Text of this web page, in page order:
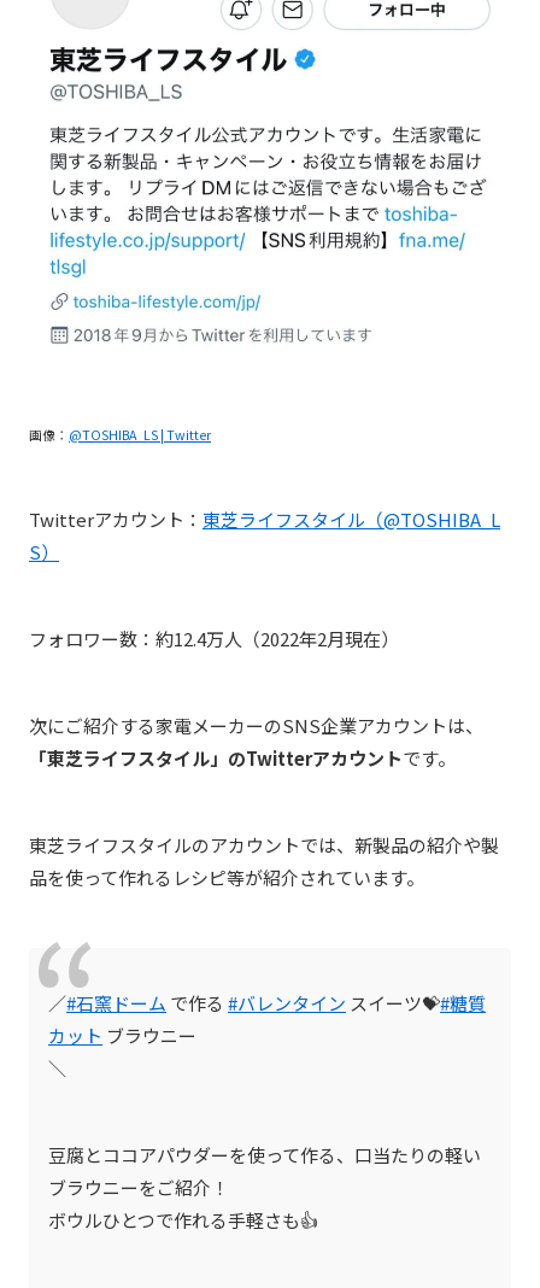
画像： @TOSHIBA_LS | Twitter
Twitterアカウント： 東芝ライフスタイル（@TOSHIBA_L
S）
フォロワー数：約12.4万人（2022年2月現在）
次にご紹介する家電メーカーのSNS企業アカウントは、
「東芝ライフスタイル」のTwitterアカウントです。
東芝ライフスタイルのアカウントでは、新製品の紹介や製
品を使って作れるレシピ等が紹介されています。
／#石窯ドーム で作る #バレンタイン スイーツ💝#糖質
カット ブラウニー
＼
豆腐とココアパウダーを使って作る、口当たりの軽い
ブラウニーをご紹介！
ボウルひとつで作れる手軽さも👍